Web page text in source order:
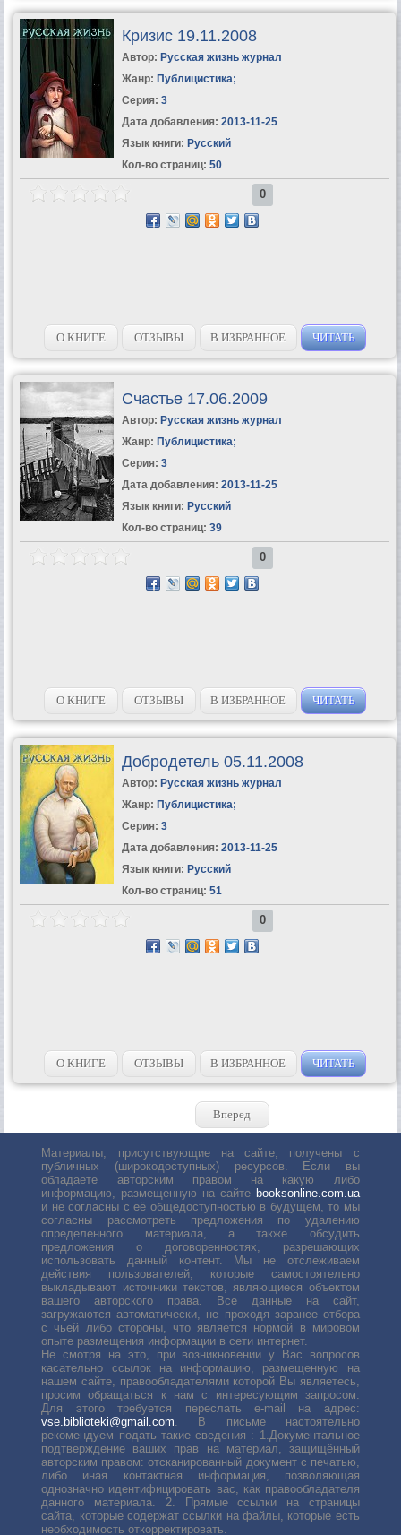
Кризис 19.11.2008
Автор: Русская жизнь журнал
Жанр: Публицистика;
Серия: 3
Дата добавления: 2013-11-25
Язык книги: Русский
Кол-во страниц: 50
0
О КНИГЕ ОТЗЫВЫ В ИЗБРАННОЕ ЧИТАТЬ
Счастье 17.06.2009
Автор: Русская жизнь журнал
Жанр: Публицистика;
Серия: 3
Дата добавления: 2013-11-25
Язык книги: Русский
Кол-во страниц: 39
0
О КНИГЕ ОТЗЫВЫ В ИЗБРАННОЕ ЧИТАТЬ
Добродетель 05.11.2008
Автор: Русская жизнь журнал
Жанр: Публицистика;
Серия: 3
Дата добавления: 2013-11-25
Язык книги: Русский
Кол-во страниц: 51
0
О КНИГЕ ОТЗЫВЫ В ИЗБРАННОЕ ЧИТАТЬ
Вперед
Материалы, присутствующие на сайте, получены с
публичных (широкодоступных) ресурсов. Если вы
обладаете авторским правом на какую либо
информацию, размещенную на сайте booksonline.com.ua
и не согласны с её общедоступностью в будущем, то мы
согласны рассмотреть предложения по удалению
определенного материала, а также обсудить
предложения о договоренностях, разрешающих
использовать данный контент. Мы не отслеживаем
действия пользователей, которые самостоятельно
выкладывают источники текстов, являющиеся объектом
вашего авторского права. Все данные на сайт,
загружаются автоматически, не проходя заранее отбора
с чьей либо стороны, что является нормой в мировом
опыте размещения информации в сети интернет.
Не смотря на это, при возникновении у Вас вопросов
касательно ссылок на информацию, размещенную на
нашем сайте, правообладателями которой Вы являетесь,
просим обращаться к нам с интересующим запросом.
Для этого требуется переслать е-mail на адрес:
vse.biblioteki@gmail.com . В письме настоятельно
рекомендуем подать такие сведения : 1.Документальное
подтверждение ваших прав на материал, защищённый
авторским правом: отсканированный документ с печатью,
либо иная контактная информация, позволяющая
однозначно идентифицировать вас, как правообладателя
данного материала. 2. Прямые ссылки на страницы
сайта, которые содержат ссылки на файлы, которые есть
необходимость откорректировать.